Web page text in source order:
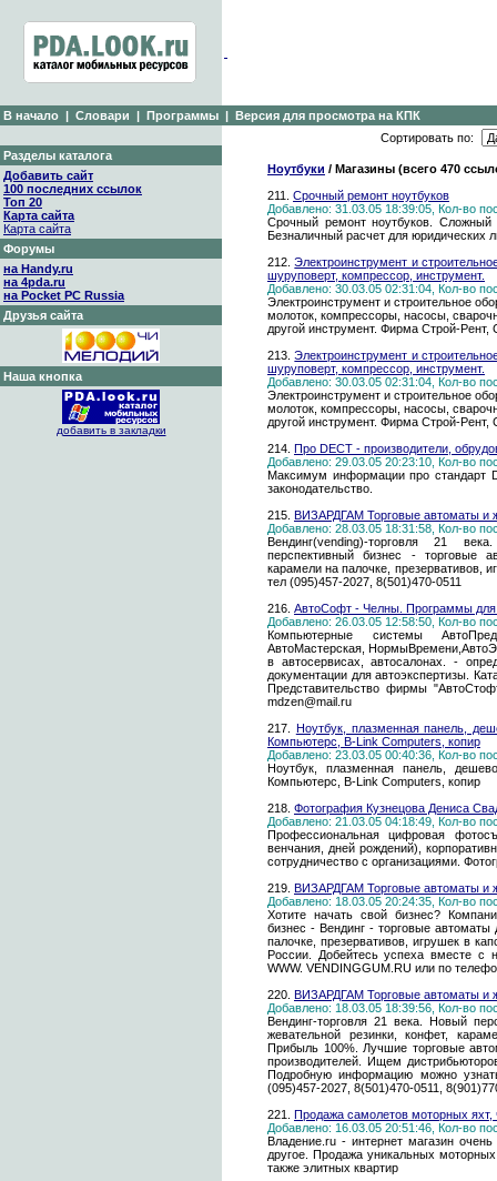
В начало | Словари | Программы | Версия для просмотра на КПК
Разделы каталога
Добавить сайт
100 последних ссылок
Топ 20
Карта сайта
Карта сайта
Форумы
на Handy.ru
на 4pda.ru
на Pocket PC Russia
Друзья сайта
Наша кнопка
добавить в закладки
Сортировать по:
Ноутбуки / Магазины (всего 470
211. Срочный ремонт ноутбуков
Добавлено: 31.03.05 18:39:05, Кол-во
Срочный ремонт ноутбуков. Сложный
Безналичный расчет для юридических
212.Электроинструмент и
шуруповерт, компрессор, инструмент.
Добавлено: 30.03.05 02:31:04, Кол-во
Электроинструмент и строительное
молоток, компрессоры, насосы,
другой инструмент. Фирма Строй-Рент,
213.Электроинструмент и
шуруповерт, компрессор, инструмент.
Добавлено: 30.03.05 02:31:04, Кол-во
Электроинструмент и строительное
молоток, компрессоры, насосы,
другой инструмент. Фирма Строй-Рент,
214. Про DECT - производители,
Добавлено: 29.03.05 20:23:10, Кол-во
Максимум информации про стандарт
законодательство.
215. ВИЗАРДГАМ Торговые автоматы и
Добавлено: 28.03.05 18:31:58, Кол-во
Вендинг(vending)-торговля 21
перспективный бизнес - торговые
карамели на палочке, презервативов,
тел (095)457-2027, 8(501)470-0511
216. АвтоСофт - Челны. Программы для
Добавлено: 26.03.05 12:58:50, Кол-во
Компьютерные системы
АвтоМастерская,
в автосервисах, автосалонах. -
документации для автоэкспертизы.
Представительство фирмы
mdzen@mail.ru
217. Ноутбук, плазменная панель,
Компьютерс, B-Link Computers, копир
Добавлено: 23.03.05 00:40:36, Кол-во
Ноутбук, плазменная панель,
Компьютерс, B-Link Computers, копир
218. Фотография Кузнецова Дениса
Добавлено: 21.03.05 04:18:49, Кол-во
Профессиональная цифровая
венчания, дней рождений),
сотрудничество с организациями.
219. ВИЗАРДГАМ Торговые автоматы и
Добавлено: 18.03.05 20:24:35, Кол-во
Хотите начать свой бизнес?
бизнес - Вендинг - торговые автоматы
палочке, презервативов, игрушек в
России. Добейтесь успеха вместе
WWW. VENDINGGUM.RU или по
220. ВИЗАРДГАМ Торговые автоматы и
Добавлено: 18.03.05 18:39:56, Кол-во
Вендинг-торговля 21 века. Новый
жевательной резинки, конфет,
Прибыль 100%. Лучшие торговые
производителей. Ищем
Подробную информацию можно
(095)457-2027, 8(501)470-0511,
221. Продажа самолетов моторных
Добавлено: 16.03.05 20:51:46, Кол-во
Владение.ru - интернет магазин
другое. Продажа уникальных
также элитных квартир